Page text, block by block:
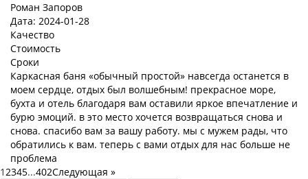
Роман Запоров
Дата: 2024-01-28
Качество
Стоимость
Сроки
Каркасная баня «обычный простой» навсегда останется в
моем сердце, отдых был волшебным! прекрасное море,
бухта и отель благодаря вам оставили яркое впечатление и
бурю эмоций. в это место хочется возвращаться снова и
снова. спасибо вам за вашу работу. мы с мужем рады, что
обратились к вам. теперь с вами отдых для нас больше не
проблема
12345...402Следующая »